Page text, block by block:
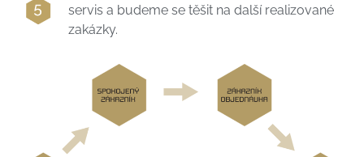
servis a budeme se těšit na další realizované
zakázky.